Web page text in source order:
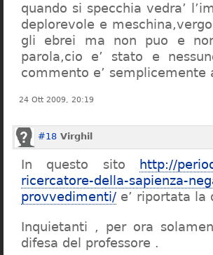
quando si specchia vedra’
deplorevole e
gli ebrei ma non puo e
parola,cio e’ stato e
commento e’ semplicemente
24 Ott 2009, 20:19
#18 Virghil
In questo sito
http://
ricercatore-della-sapienza-
provvedimenti/ e’ riportata la
Inquietanti , per ora
difesa del professore .